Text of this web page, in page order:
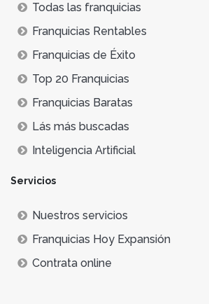
Todas las franquicias
Franquicias Rentables
Franquicias de Éxito
Top 20 Franquicias
Franquicias Baratas
Lás más buscadas
Inteligencia Artificial
Servicios
Nuestros servicios
Franquicias Hoy Expansión
Contrata online